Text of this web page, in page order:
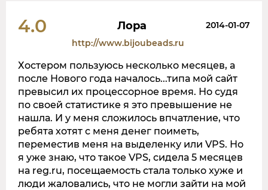
4.0 Лора
2014-01-07
http://www.bijoubeads.ru
Хостером пользуюсь несколько месяцев, а
после Нового года началось...типа мой сайт
превысил их процессорное время. Но судя
по своей статистике я это превышение не
нашла. И у меня сложилось впчатление, что
ребята хотят с меня денег поиметь,
переместив меня на выделенку или VPS. Но
я уже знаю, что такое VPS, сидела 5 месяцев
на reg.ru, посещаемость стала только хуже и
люди жаловались, что не могли зайти на мой